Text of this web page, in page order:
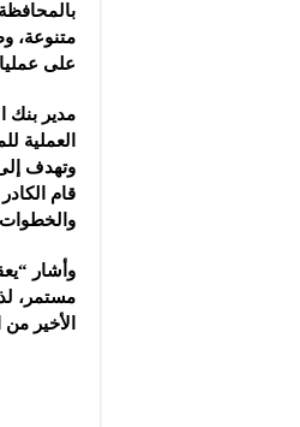
متنوعة،
على
مدير بنك
العملية
وتهدف
قام
والخطوات
وأشار
مستمر،
الأخير